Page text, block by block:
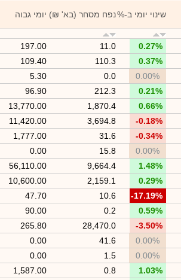
שינוי יומי ב-%נפח מסחר (בא' ₪) יומי גבוה
0.27%
11.0
197.00
0.37%
110.3
109.40
0.00%
0.0
5.30
0.21%
212.3
96.90
0.66%
1,870.4
13,770.00
-0.18%
3,694.8
11,420.00
-0.34%
31.6
1,777.00
0.00%
15.8
0.00
1.48%
9,664.4
56,110.00
0.29%
2,159.1
10,600.00
-17.19%
10.6
47.70
0.59%
0.2
90.00
-3.50%
28,470.0
265.80
0.00%
41.6
0.00
0.00%
1.5
0.00
1.03%
0.8
1,587.00